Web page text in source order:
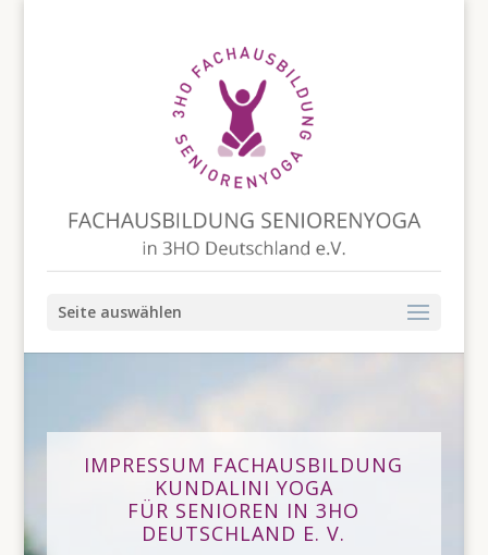
Seite auswählen
IMPRESSUM FACHAUSBILDUNG
KUNDALINI YOGA
FÜR SENIOREN IN 3HO
DEUTSCHLAND E. V.